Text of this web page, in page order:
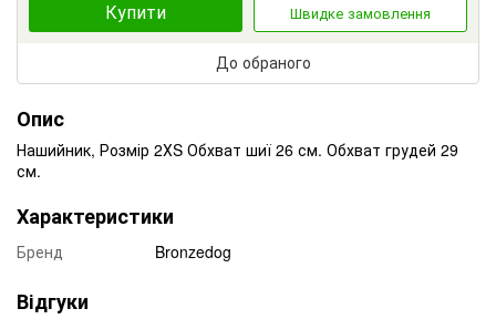
Купити Швидке замовлення
До обраного
Опис
Нашийник, Розмір 2ХS Обхват шиї 26 см. Обхват грудей 29
см.
Характеристики
Бренд Bronzedog
Відгуки